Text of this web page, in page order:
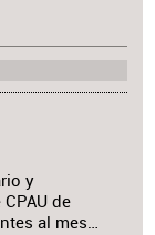
y
de
al mes…